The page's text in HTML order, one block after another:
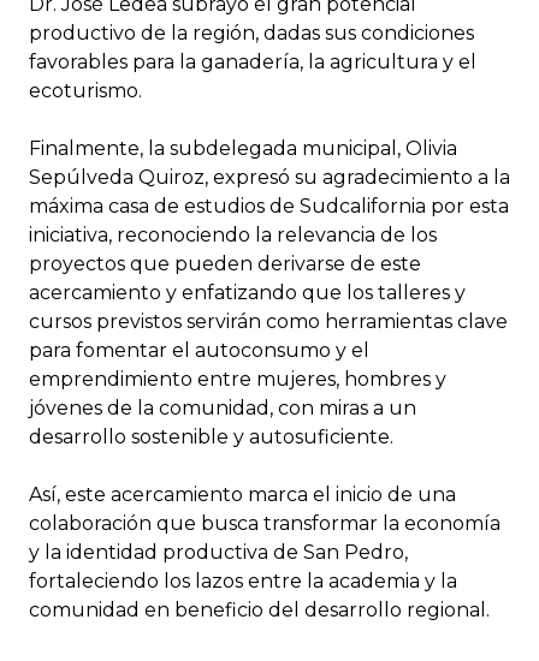
productivo de la región, dadas sus condiciones
favorables para la ganadería, la agricultura y el
ecoturismo.
Finalmente, la subdelegada municipal, Olivia
Sepúlveda Quiroz, expresó su agradecimiento a la
máxima casa de estudios de Sudcalifornia por esta
iniciativa, reconociendo la relevancia de los
proyectos que pueden derivarse de este
acercamiento y enfatizando que los talleres y
cursos previstos servirán como herramientas clave
para fomentar el autoconsumo y el
emprendimiento entre mujeres, hombres y
jóvenes de la comunidad, con miras a un
desarrollo sostenible y autosuficiente.
Así, este acercamiento marca el inicio de una
colaboración que busca transformar la economía
y la identidad productiva de San Pedro,
fortaleciendo los lazos entre la academia y la
comunidad en beneficio del desarrollo regional.